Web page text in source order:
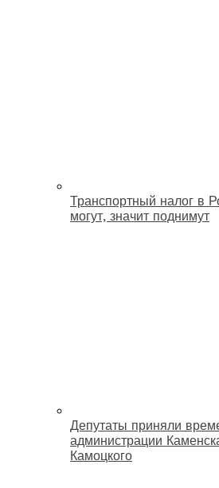
Транспортный налог в
могут, значит поднимут
Депутаты приняли
администрации
Камоцкого